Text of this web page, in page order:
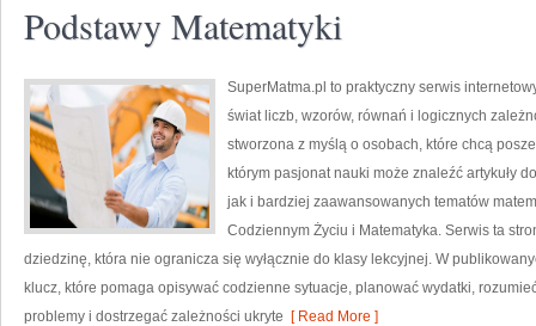
Podstawy Matematyki
SuperMatma.pl to praktyczny serwis
świat liczb, wzorów, równań i logicznych
stworzona z myślą o osobach, które chcą
którym pasjonat nauki może znaleźć artykuły
jak i bardziej zaawansowanych tematów
Codziennym Życiu i Matematyka. Serwis ta
dziedzinę, która nie ogranicza się wyłącznie do klasy lekcyjnej. W
klucz, które pomaga opisywać codzienne sytuacje, planować wydatki,
problemy i dostrzegać zależności ukryte [ Read More ]